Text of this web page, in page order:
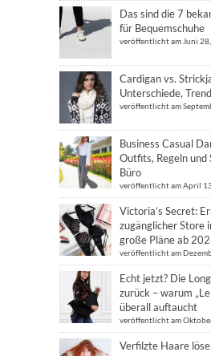
Das sind die 7
für Bequemschuhe
veröffentlicht am Juni
Cardigan vs.
Unterschiede,
veröffentlicht am
Business Casual
Outfits, Regeln und
Büro
veröffentlicht am April
Victoria’s Secret:
zugänglicher Store
große Pläne ab
veröffentlicht am
Echt jetzt? Die
zurück – warum
überall auftaucht
veröffentlicht am
Verfilzte Haare